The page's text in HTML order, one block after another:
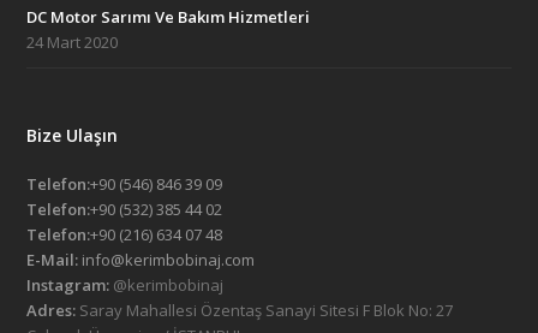
DC Motor Sarımı Ve Bakım Hizmetleri
24 Mart 2020
Bize Ulaşın
Telefon:+90 (546) 846 39 09
Telefon:+90 (532) 385 44 02
Telefon:+90 (216) 634 07 48
E-Mail: info@kerimbobinaj.com
Instagram: @kerimbobinaj
Adres: Saray Mahallesi Özentaş Sanayi Sitesi F Blok No: 27